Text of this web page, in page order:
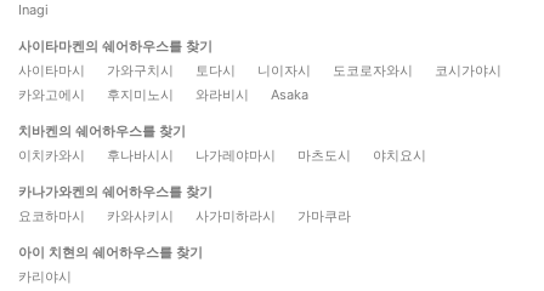
Inagi
사이타마켄의 쉐어하우스를 찾기
사이타마시
가와구치시 토다시 니이자시 도코로자와시
코시가야시
카와고에시
후지미노시 와라비시 Asaka
치바켄의 쉐어하우스를 찾기
이치카와시
후나바시시 나가레야마시 마츠도시 야치요시
카나가와켄의 쉐어하우스를 찾기
요코하마시
카와사키시 사가미하라시 가마쿠라
아이 치현의 쉐어하우스를 찾기
카리야시